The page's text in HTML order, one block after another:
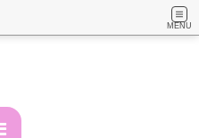
MENU